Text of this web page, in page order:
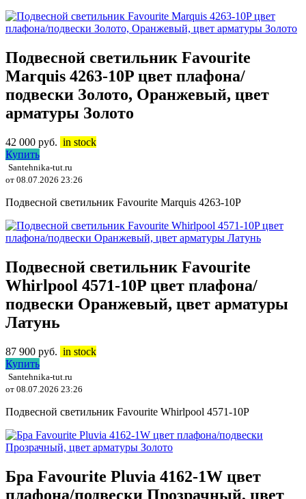
Подвесной светильник Favourite
Marquis 4263-10P цвет плафона/
подвески Золото, Оранжевый, цвет
арматуры Золото
42 000 руб. in stock
Купить
Santehnika-tut.ru
от 08.07.2026 23:26
Подвесной светильник Favourite Marquis 4263-10P
Подвесной светильник Favourite
Whirlpool 4571-10P цвет плафона/
подвески Оранжевый, цвет арматуры
Латунь
87 900 руб. in stock
Купить
Santehnika-tut.ru
от 08.07.2026 23:26
Подвесной светильник Favourite Whirlpool 4571-10P
Бра Favourite Pluvia 4162-1W цвет
плафона/подвески Прозрачный, цвет